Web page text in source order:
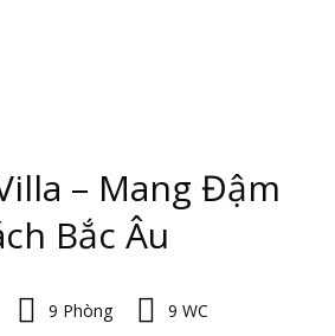
– Mang Đậm
Bắc Âu
9 Phòng
9 WC